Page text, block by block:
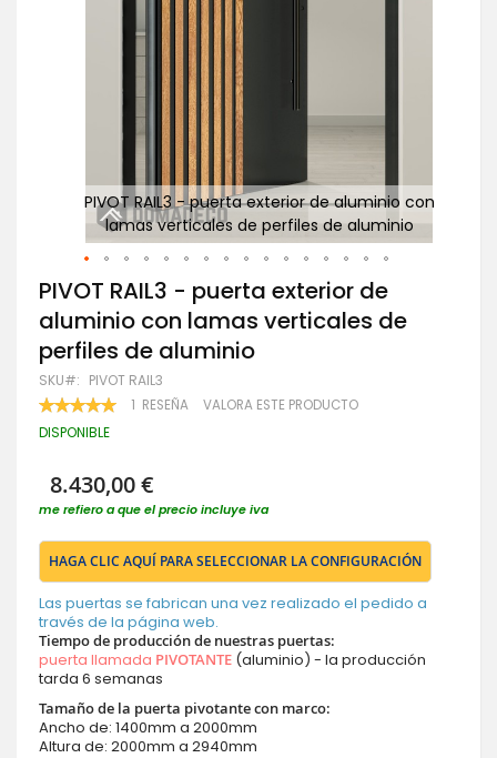
PIVOT RAIL3 - puerta exterior de aluminio con
lamas verticales de perfiles de aluminio
Saltar
al
comienzo
de
la
galería
de
imágenes
PIVOT RAIL3 - puerta exterior de
aluminio con lamas verticales de
perfiles de aluminio
SKU PIVOT RAIL3
VALORACIÓN:
100 100
1 RESEÑA VALORA ESTE PRODUCTO
DISPONIBLE
8.430,00 €
me refiero a que el precio incluye iva
HAGA CLIC AQUÍ PARA SELECCIONAR LA CONFIGURACIÓN
Las puertas se fabrican una vez realizado el pedido a
través de la página web.
Tiempo de producción de nuestras puertas:
puerta llamada PIVOTANTE (aluminio) - la producción
tarda 6 semanas
Tamaño de la puerta pivotante con marco:
Ancho de: 1400mm a 2000mm
Altura de: 2000mm a 2940mm